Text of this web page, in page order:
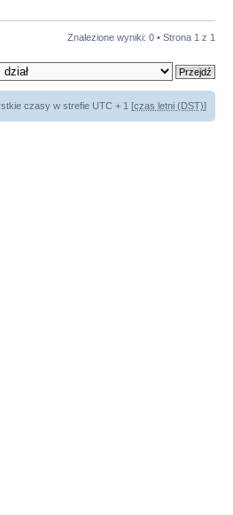
Znalezione wyniki: 0 • Strona 1 z 1
czasy w strefie UTC + 1 [czas letni (DST)]